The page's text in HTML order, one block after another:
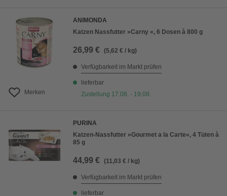
Merken
ANIMONDA
Katzen Nassfutter »Carny «, 6 Dosen à 800 g
26,99 € (5,62 € / kg)
Verfügbarkeit im Markt prüfen
lieferbar
Zustellung 17.08. - 19.08.
PURINA
Katzen-Nassfutter »Gourmet a la Carte«, 4 Tüten à
85 g
44,99 € (11,03 € / kg)
Verfügbarkeit im Markt prüfen
lieferbar